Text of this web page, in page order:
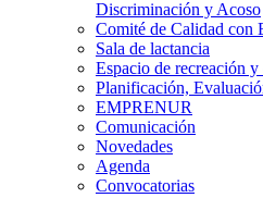
Discriminación y Acoso
Comité de Calidad con
Sala de lactancia
Espacio de recreación y
Planificación,
EMPRENUR
Comunicación
Novedades
Agenda
Convocatorias